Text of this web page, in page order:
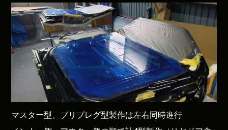
マスター型、プリプレグ型製作は左右同時進行